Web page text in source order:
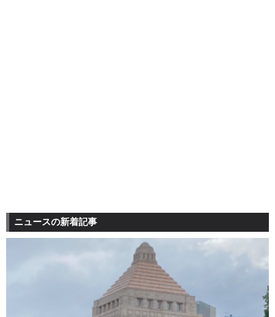
ニュースの新着記事